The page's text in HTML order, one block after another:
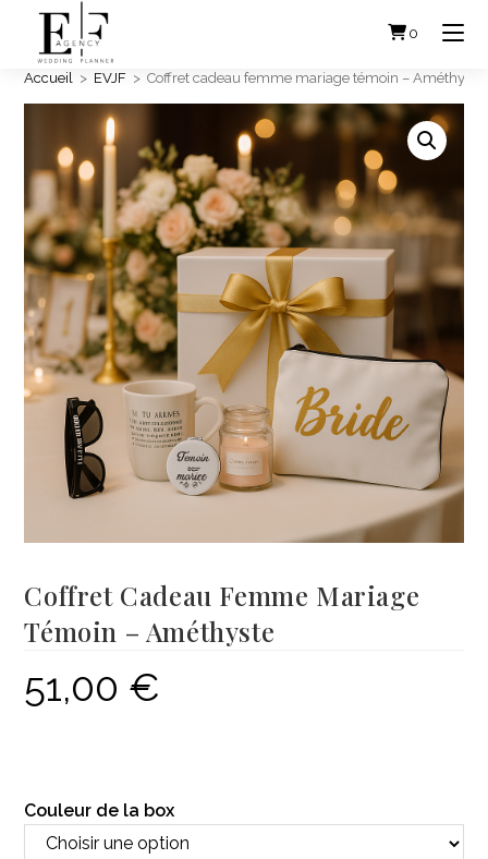
content
0
Accueil > EVJF > Coffret cadeau femme mariage témoin – Améthyste
Coffret Cadeau Femme Mariage
Témoin – Améthyste
51,00 €
Couleur de la box